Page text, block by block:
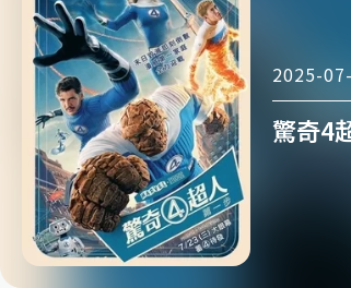
2025-
驚奇4